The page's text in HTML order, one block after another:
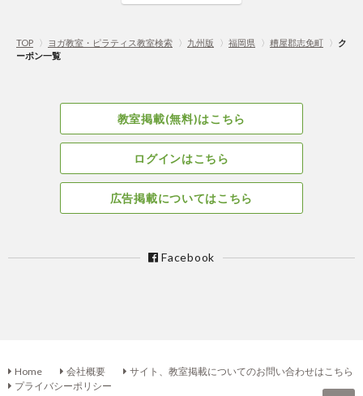
TOP 〉 ヨガ教室・ピラティス教室検索 〉 九州版 〉 福岡県 〉 糟屋郡志免町 〉 ク
ーポン一覧
教室掲載(無料)はこちら
ログインはこちら
広告掲載についてはこちら
Facebook
Home 会社概要
サイト、教室掲載についてのお問い合わせはこちら
プライバシーポリシー